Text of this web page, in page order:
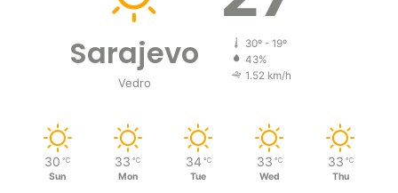
Sarajevo
Vedro
30º - 19º
43%
1.52 km/h
30 ℃
Sun
33 ℃
Mon
34 ℃
Tue
33 ℃
Wed
33 ℃
Thu